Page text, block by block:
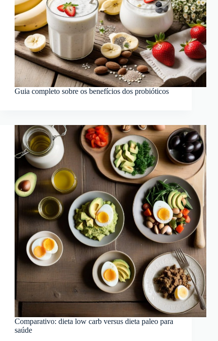
Guia completo sobre os benefícios dos probióticos
Comparativo: dieta low carb versus dieta paleo para
saúde